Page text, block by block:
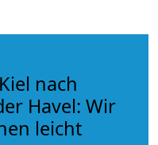
nach
Havel: Wir
leicht